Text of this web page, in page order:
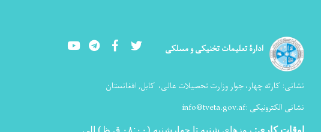
ادارۀ تعلیمات تخنیکی و مسلکی YoutubeLinkedInFacebook Twitter
نشانی: کارته چهار، جوار وزارت تحصیلات عالی، کابل, افغانستان
نشانی الکترونیکی :info@tveta.gov.af
اوقات کاری: روزهای شنبه تا چهارشنبه (۰۸:۰۰ ق ظ) الی